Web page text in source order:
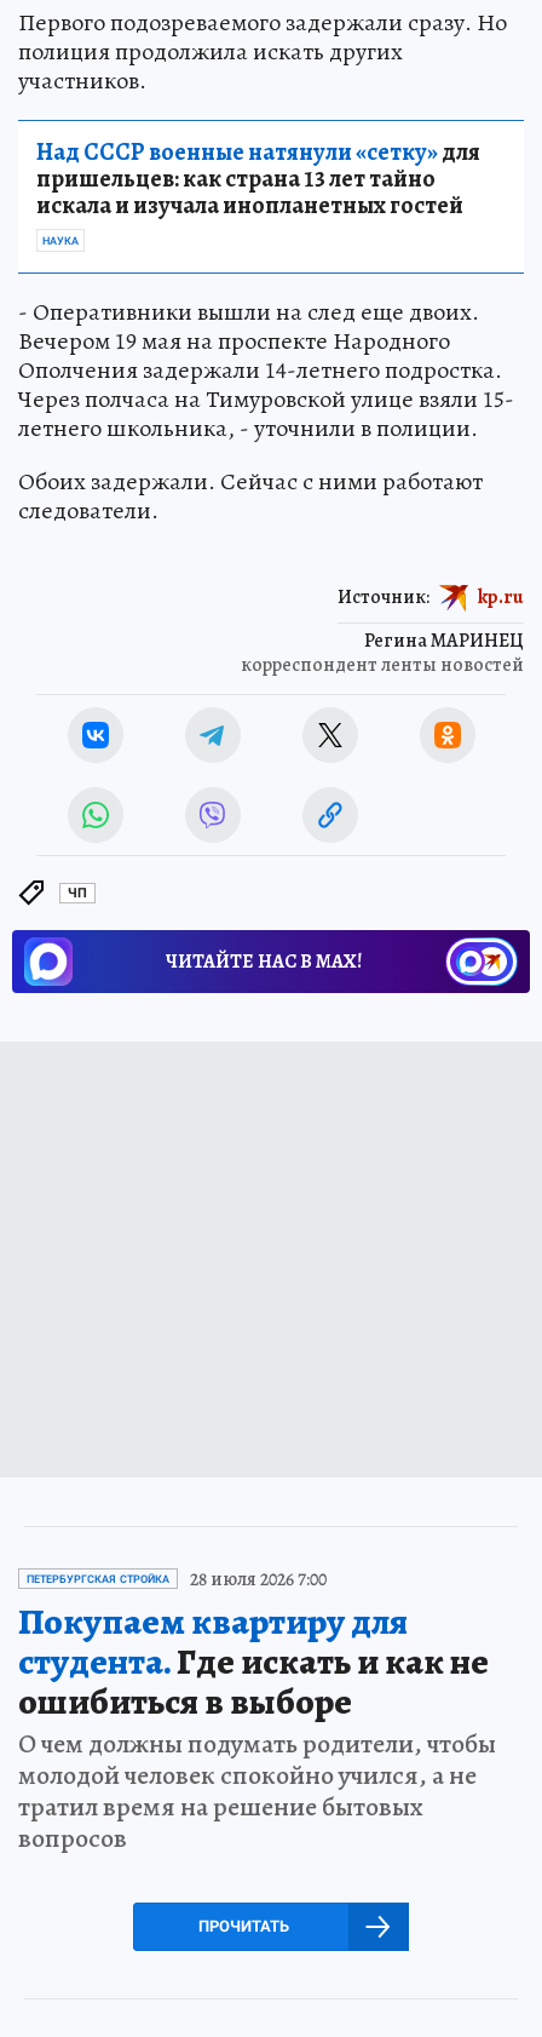
Первого подозреваемого задержали сразу. Но
полиция продолжила искать других
участников.
Над СССР военные натянули «сетку»для
пришельцев: как страна 13 лет тайно
искала и изучала инопланетных гостей
НАУКА
- Оперативники вышли на след еще двоих.
Вечером 19 мая на проспекте Народного
Ополчения задержали 14-летнего подростка.
Через полчаса на Тимуровской улице взяли 15-
летнего школьника, - уточнили в полиции.
Обоих задержали. Сейчас с ними работают
следователи.
Регина МАРИНЕЦ
корреспондент ленты новостей
Источник: kp.ru
ЧП
ЧИТАЙТЕ НАС В МАХ!
ПЕТЕРБУРГСКАЯ СТРОЙКА 28 июля 2026 7:00
Покупаем квартиру для
студента.Где искать и как не
ошибиться в выборе
О чем должны подумать родители, чтобы
молодой человек спокойно учился, а не
тратил время на решение бытовых
вопросов
ПРОЧИТАТЬ